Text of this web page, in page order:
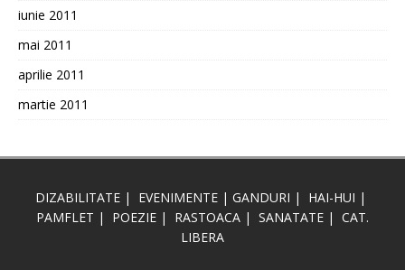
iunie 2011
mai 2011
aprilie 2011
martie 2011
DIZABILITATE | EVENIMENTE | GANDURI | HAI-HUI |
PAMFLET | POEZIE | RASTOACA | SANATATE | CAT.
LIBERA